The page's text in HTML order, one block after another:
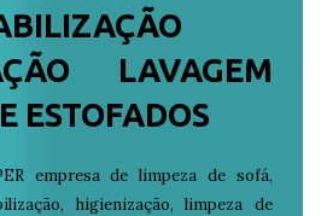
LAVAGEM
ESTOFADOS
empresa de limpeza de sofá,
higienização, limpeza de